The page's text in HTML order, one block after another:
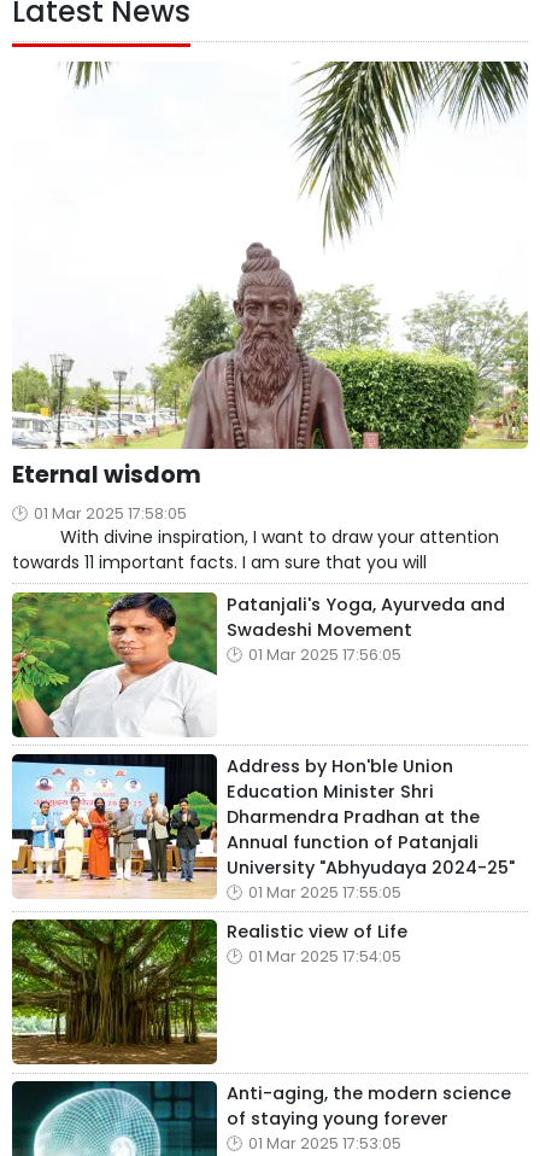
Latest News
Eternal wisdom
01 Mar 2025 17:58:05
With divine inspiration, I want to draw your attention
towards 11 important facts. I am sure that you will
Patanjali's Yoga, Ayurveda and
Swadeshi Movement
01 Mar 2025 17:56:05
Address by Hon'ble Union
Education Minister Shri
Dharmendra Pradhan at the
Annual function of Patanjali
University "Abhyudaya 2024-25"
01 Mar 2025 17:55:05
Realistic view of Life
01 Mar 2025 17:54:05
Anti-aging, the modern science
of staying young forever
01 Mar 2025 17:53:05